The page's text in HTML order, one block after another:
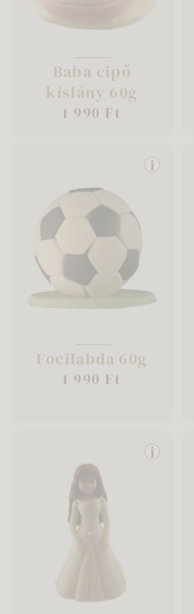
Baba cipő
kislány 60g
1 990 Ft
i
Focilabda 60g
1 990 Ft
i